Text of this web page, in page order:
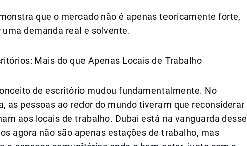
que o mercado não é apenas teoricamente forte,
demanda real e solvente.
Mais do que Apenas Locais de Trabalho
de escritório mudou fundamentalmente. No
as pessoas ao redor do mundo tiveram que reconsiderar
aos locais de trabalho. Dubai está na vanguarda desse
agora não são apenas estações de trabalho, mas